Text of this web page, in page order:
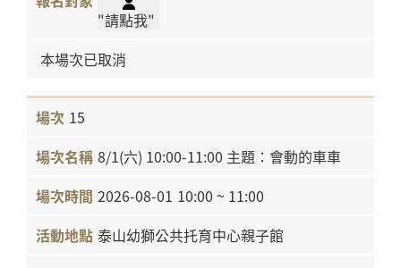
"請點我"
本場次已取消
15
8/1(六) 10:00-11:00 主題：會動的車車
2026-08-01 10:00 ~ 11:00
泰山幼獅公共托育中心親子館